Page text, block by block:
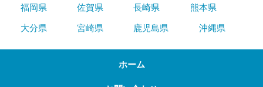
福岡県 佐賀県 長崎県
熊本県
大分県
宮崎県 鹿児島県 沖縄県
ホーム